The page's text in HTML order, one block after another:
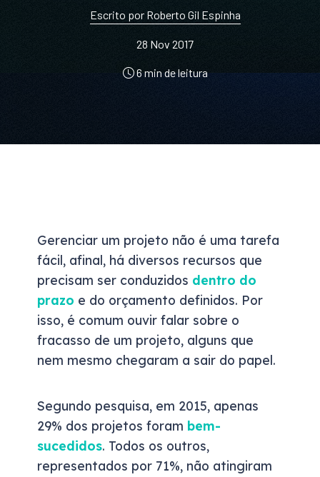
Escrito por Roberto Gil Espinha
28 Nov 2017
6 min de leitura
Gerenciar um projeto não é uma tarefa
fácil, afinal, há diversos recursos que
precisam ser conduzidos dentro do
prazo e do orçamento definidos. Por
isso, é comum ouvir falar sobre o
fracasso de um projeto, alguns que
nem mesmo chegaram a sair do papel.
Segundo pesquisa, em 2015, apenas
29% dos projetos foram bem-
sucedidos. Todos os outros,
representados por 71%, não atingiram